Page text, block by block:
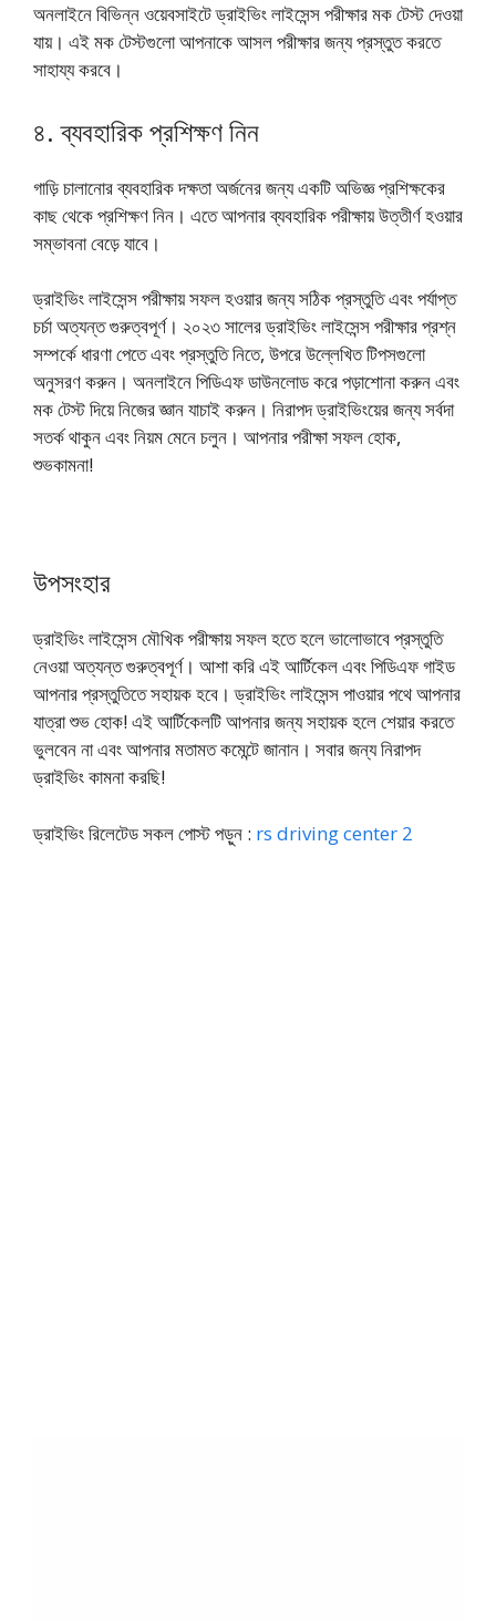
অনলাইনে বিভিন্ন ওয়েবসাইটে ড্রাইভিং লাইসেন্স পরীক্ষার মক টেস্ট দেওয়া
যায়। এই মক টেস্টগুলো আপনাকে আসল পরীক্ষার জন্য প্রস্তুত করতে
সাহায্য করবে।
৪. ব্যবহারিক প্রশিক্ষণ নিন
গাড়ি চালানোর ব্যবহারিক দক্ষতা অর্জনের জন্য একটি অভিজ্ঞ প্রশিক্ষকের
কাছ থেকে প্রশিক্ষণ নিন। এতে আপনার ব্যবহারিক পরীক্ষায় উত্তীর্ণ হওয়ার
সম্ভাবনা বেড়ে যাবে।
ড্রাইভিং লাইসেন্স পরীক্ষায় সফল হওয়ার জন্য সঠিক প্রস্তুতি এবং পর্যাপ্ত
চর্চা অত্যন্ত গুরুত্বপূর্ণ। ২০২৩ সালের ড্রাইভিং লাইসেন্স পরীক্ষার প্রশ্ন
সম্পর্কে ধারণা পেতে এবং প্রস্তুতি নিতে, উপরে উল্লেখিত টিপসগুলো
অনুসরণ করুন। অনলাইনে পিডিএফ ডাউনলোড করে পড়াশোনা করুন এবং
মক টেস্ট দিয়ে নিজের জ্ঞান যাচাই করুন। নিরাপদ ড্রাইভিংয়ের জন্য সর্বদা
সতর্ক থাকুন এবং নিয়ম মেনে চলুন। আপনার পরীক্ষা সফল হোক,
শুভকামনা!
উপসংহার
ড্রাইভিং লাইসেন্স মৌখিক পরীক্ষায় সফল হতে হলে ভালোভাবে প্রস্তুতি
নেওয়া অত্যন্ত গুরুত্বপূর্ণ। আশা করি এই আর্টিকেল এবং পিডিএফ গাইড
আপনার প্রস্তুতিতে সহায়ক হবে। ড্রাইভিং লাইসেন্স পাওয়ার পথে আপনার
যাত্রা শুভ হোক! এই আর্টিকেলটি আপনার জন্য সহায়ক হলে শেয়ার করতে
ভুলবেন না এবং আপনার মতামত কমেন্টে জানান। সবার জন্য নিরাপদ
ড্রাইভিং কামনা করছি!
ড্রাইভিং রিলেটেড সকল পোস্ট পড়ুন : rs driving center 2